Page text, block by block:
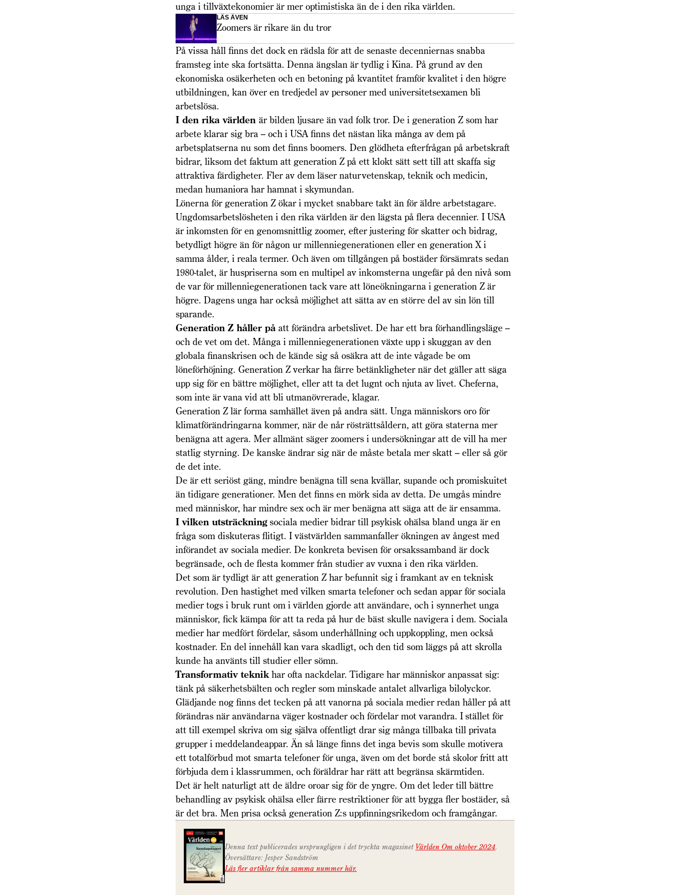
unga i tillväxtekonomier är mer optimistiska än de i den rika världen.
LÄS ÄVEN
Zoomers är rikare än du tror
På vissa håll finns det dock en rädsla för att de senaste decenniernas snabba
framsteg inte ska fortsätta. Denna ängslan är tydlig i Kina. På grund av den
ekonomiska osäkerheten och en betoning på kvantitet framför kvalitet i den högre
utbildningen, kan över en tredjedel av personer med universitetsexamen bli
arbetslösa.
I den rika världen är bilden ljusare än vad folk tror. De i generation Z som har
arbete klarar sig bra – och i USA finns det nästan lika många av dem på
arbetsplatserna nu som det finns boomers. Den glödheta efterfrågan på arbetskraft
bidrar, liksom det faktum att generation Z på ett klokt sätt sett till att skaffa sig
attraktiva färdigheter. Fler av dem läser naturvetenskap, teknik och medicin,
medan humaniora har hamnat i skymundan.
Lönerna för generation Z ökar i mycket snabbare takt än för äldre arbetstagare.
Ungdomsarbetslösheten i den rika världen är den lägsta på flera decennier. I USA
är inkomsten för en genomsnittlig zoomer, efter justering för skatter och bidrag,
betydligt högre än för någon ur millenniegenerationen eller en generation X i
samma ålder, i reala termer. Och även om tillgången på bostäder försämrats sedan
1980-talet, är huspriserna som en multipel av inkomsterna ungefär på den nivå som
de var för millenniegenerationen tack vare att löneökningarna i generation Z är
högre. Dagens unga har också möjlighet att sätta av en större del av sin lön till
sparande.
Generation Z håller på att förändra arbetslivet. De har ett bra förhandlingsläge –
och de vet om det. Många i millenniegenerationen växte upp i skuggan av den
globala finanskrisen och de kände sig så osäkra att de inte vågade be om
löneförhöjning. Generation Z verkar ha färre betänkligheter när det gäller att säga
upp sig för en bättre möjlighet, eller att ta det lugnt och njuta av livet. Cheferna,
som inte är vana vid att bli utmanövrerade, klagar.
Generation Z lär forma samhället även på andra sätt. Unga människors oro för
klimatförändringarna kommer, när de når rösträttsåldern, att göra staterna mer
benägna att agera. Mer allmänt säger zoomers i undersökningar att de vill ha mer
statlig styrning. De kanske ändrar sig när de måste betala mer skatt – eller så gör
de det inte.
De är ett seriöst gäng, mindre benägna till sena kvällar, supande och promiskuitet
än tidigare generationer. Men det finns en mörk sida av detta. De umgås mindre
med människor, har mindre sex och är mer benägna att säga att de är ensamma.
I vilken utsträckningsociala medier bidrar till psykisk ohälsa bland unga är en
fråga som diskuteras flitigt. I västvärlden sammanfaller ökningen av ångest med
införandet av sociala medier. De konkreta bevisen för orsakssamband är dock
begränsade, och de flesta kommer från studier av vuxna i den rika världen.
Det som är tydligt är att generation Z har befunnit sig i framkant av en teknisk
revolution. Den hastighet med vilken smarta telefoner och sedan appar för sociala
medier togs i bruk runt om i världen gjorde att användare, och i synnerhet unga
människor, fick kämpa för att ta reda på hur de bäst skulle navigera i dem. Sociala
medier har medfört fördelar, såsom underhållning och uppkoppling, men också
kostnader. En del innehåll kan vara skadligt, och den tid som läggs på att skrolla
kunde ha använts till studier eller sömn.
Transformativ teknikhar ofta nackdelar. Tidigare har människor anpassat sig:
tänk på säkerhetsbälten och regler som minskade antalet allvarliga bilolyckor.
Glädjande nog finns det tecken på att vanorna på sociala medier redan håller på att
förändras när användarna väger kostnader och fördelar mot varandra. I stället för
att till exempel skriva om sig själva offentligt drar sig många tillbaka till privata
grupper i meddelandeappar. Än så länge finns det inga bevis som skulle motivera
ett totalförbud mot smarta telefoner för unga, även om det borde stå skolor fritt att
förbjuda dem i klassrummen, och föräldrar har rätt att begränsa skärmtiden.
Det är helt naturligt att de äldre oroar sig för de yngre. Om det leder till bättre
behandling av psykisk ohälsa eller färre restriktioner för att bygga fler bostäder, så
är det bra. Men prisa också generation Z:s uppfinningsrikedom och framgångar.
Denna text publicerades ursprungligen i det tryckta magasinet Världen Om oktober 2024.
Översättare: Jesper Sandström
Läs fler artiklar från samma nummer här.